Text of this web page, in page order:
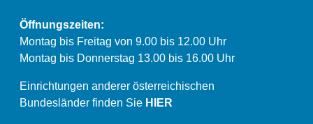
Öffnungszeiten:
Montag bis Freitag von 9.00 bis 12.00 Uhr
Montag bis Donnerstag 13.00 bis 16.00 Uhr
Einrichtungen anderer österreichischen
Bundesländer finden Sie HIER